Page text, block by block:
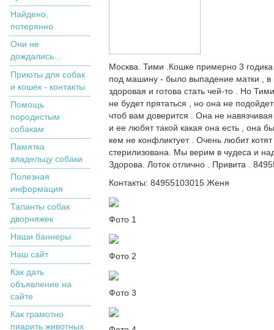
Найдено,
потерянно
Они не
дождались...
Приюты для собак
и кошек - контакты
Помощь
породистым
собакам
Памятка
владельцу собаки
Полезная
информация
Таланты собак
дворняжек
Наши баннеры
Наш сайт
Как дать
объявление на
сайте
Как грамотно
пиарить животных
Москва. Тими .Кошке примерно 3
под машину - было выпадение матки ,
здоровая и готова стать чей-то . Но
не будет прятаться , но она не
чтоб вам доверится . Она не
и ее любят такой какая она есть , она
кем не конфликтует . Очень любит
стерилизована. Мы верим в чудеса и
Здорова. Лоток отлично . Привита .
Контакты: 84955103015 Женя
Фото 1
Фото 2
Фото 3